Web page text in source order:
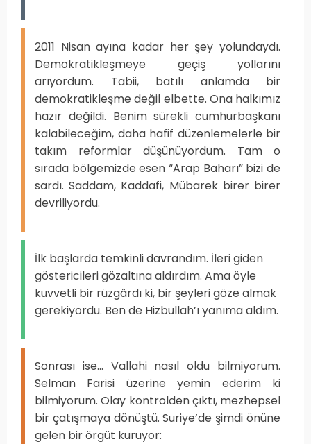
2011 Nisan ayına kadar her şey yolundaydı.
Demokratikleşmeye geçiş yollarını
arıyordum. Tabii, batılı anlamda bir
demokratikleşme değil elbette. Ona halkımız
hazır değildi. Benim sürekli cumhurbaşkanı
kalabileceğim, daha hafif düzenlemelerle bir
takım reformlar düşünüyordum. Tam o
sırada bölgemizde esen “Arap Baharı” bizi de
sardı. Saddam, Kaddafi, Mübarek birer birer
devriliyordu.
İlk başlarda temkinli davrandım. İleri giden
göstericileri gözaltına aldırdım. Ama öyle
kuvvetli bir rüzgârdı ki, bir şeyleri göze almak
gerekiyordu. Ben de Hizbullah’ı yanıma aldım.
Sonrası ise... Vallahi nasıl oldu bilmiyorum.
Selman Farisi üzerine yemin ederim ki
bilmiyorum. Olay kontrolden çıktı, mezhepsel
bir çatışmaya dönüştü. Suriye’de şimdi önüne
gelen bir örgüt kuruyor: